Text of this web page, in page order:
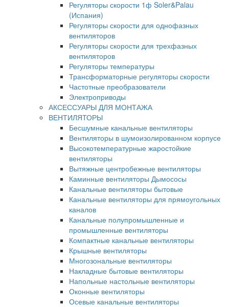
Регуляторы скорости 1ф Soler&Palau
(Испания)
Регуляторы скорости для однофазных
вентиляторов
Регуляторы скорости для трехфазных
вентиляторов
Регуляторы температуры
Трансформаторные регуляторы скорости
Частотные преобразователи
Электроприводы
АКСЕССУАРЫ ДЛЯ МОНТАЖА
ВЕНТИЛЯТОРЫ
Бесшумные канальные вентиляторы
Вентиляторы в шумоизолированном корпусе
Высокотемпературные жаростойкие
вентиляторы
Вытяжные центробежные вентиляторы
Каминные вентиляторы Дымососы
Канальные вентиляторы бытовые
Канальные вентиляторы для прямоугольных
каналов
Канальные полупромышленные и
промышленные вентиляторы
Компактные канальные вентиляторы
Крышные вентиляторы
Многозональные вентиляторы
Накладные бытовые вентиляторы
Напольные настольные вентиляторы
Оконные вентиляторы
Осевые канальные вентиляторы